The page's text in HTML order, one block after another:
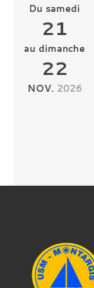
Du samedi
21
au dimanche
22
NOV. 2026